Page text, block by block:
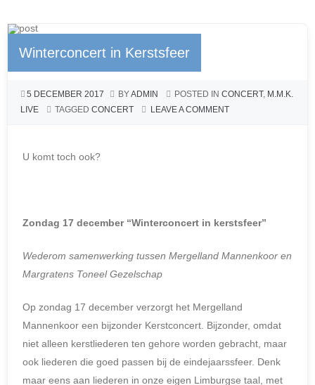
b
o
k
n
g
A
p
Winterconcert in Kerstsfeer
5 DECEMBER 2017 BYADMIN POSTED IN CONCERT, M.M.K.
LIVE
TAGGED CONCERT LEAVE A COMMENT
U komt toch ook?
Zondag 17 december “Winterconcert in kerstsfeer”
Wederom samenwerking tussen Mergelland Mannenkoor en
Margratens Toneel Gezelschap
Op zondag 17 december verzorgt het Mergelland
Mannenkoor een bijzonder Kerstconcert. Bijzonder, omdat
niet alleen kerstliederen ten gehore worden gebracht, maar
ook liederen die goed passen bij de eindejaarssfeer. Denk
maar eens aan liederen in onze eigen Limburgse taal, met